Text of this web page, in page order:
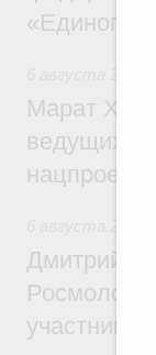
«Единого
Марат
ведущих к
Дмитрий